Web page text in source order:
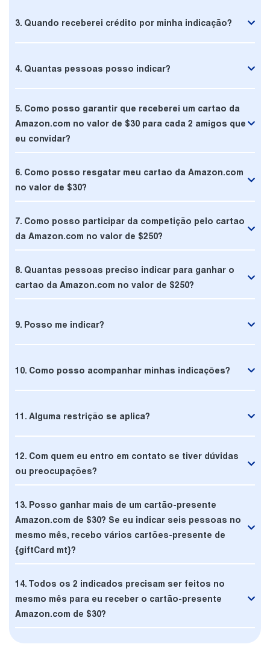
3. Quando receberei crédito por minha indicação?
4. Quantas pessoas posso indicar?
5. Como posso garantir que receberei um cartao da
Amazon.com no valor de $30 para cada 2 amigos que
eu convidar?
6. Como posso resgatar meu cartao da Amazon.com
no valor de $30?
7. Como posso participar da competição pelo cartao
da Amazon.com no valor de $250?
8. Quantas pessoas preciso indicar para ganhar o
cartao da Amazon.com no valor de $250?
9. Posso me indicar?
10. Como posso acompanhar minhas indicações?
11. Alguma restrição se aplica?
12. Com quem eu entro em contato se tiver dúvidas
ou preocupações?
13. Posso ganhar mais de um cartão-presente
Amazon.com de $30? Se eu indicar seis pessoas no
mesmo mês, recebo vários cartões-presente de
{giftCard mt}?
14. Todos os 2 indicados precisam ser feitos no
mesmo mês para eu receber o cartão-presente
Amazon.com de $30?